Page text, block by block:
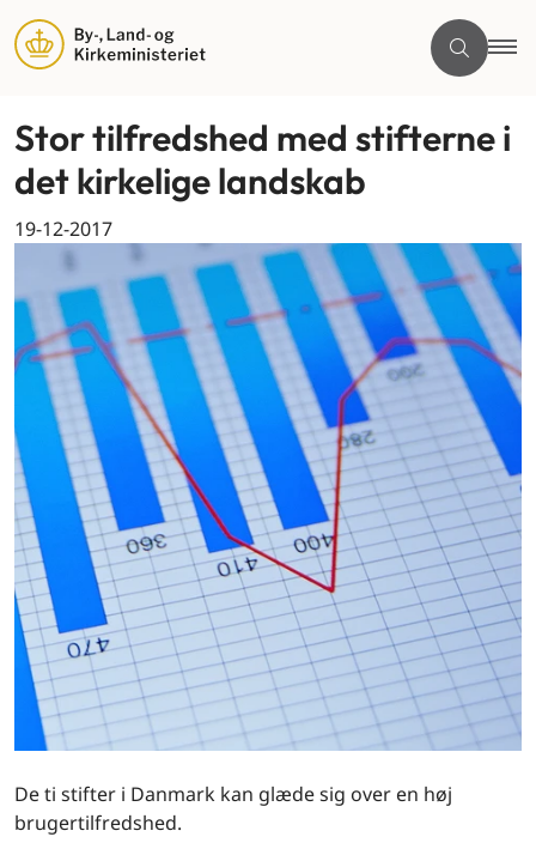
Stor tilfredshed med stifterne i
det kirkelige landskab
19-12-2017
De ti stifter i Danmark kan glæde sig over en høj
brugertilfredshed.